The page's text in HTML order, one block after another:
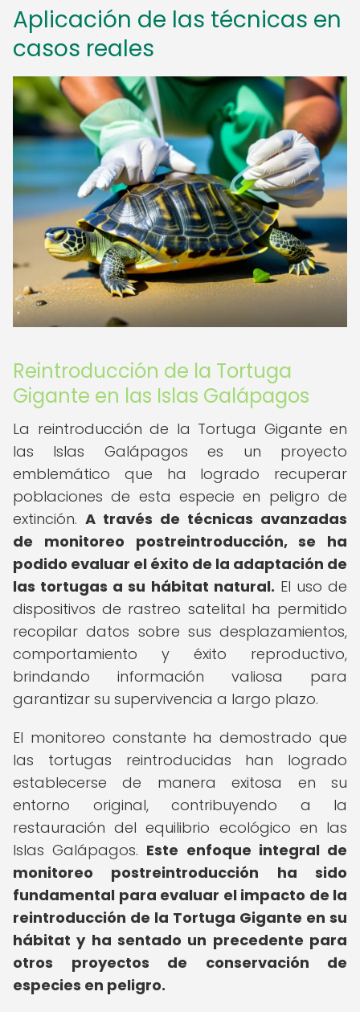
Aplicación de las técnicas en
casos reales
Reintroducción de la Tortuga
Gigante en las Islas Galápagos
La reintroducción de la Tortuga Gigante en
las Islas Galápagos es un proyecto
emblemático que ha logrado recuperar
poblaciones de esta especie en peligro de
extinción. A través de técnicas avanzadas
de monitoreo postreintroducción, se ha
podido evaluar el éxito de la adaptación de
las tortugas a su hábitat natural. El uso de
dispositivos de rastreo satelital ha permitido
recopilar datos sobre sus desplazamientos,
comportamiento y éxito reproductivo,
brindando información valiosa para
garantizar su supervivencia a largo plazo.
El monitoreo constante ha demostrado que
las tortugas reintroducidas han logrado
establecerse de manera exitosa en su
entorno original, contribuyendo a la
restauración del equilibrio ecológico en las
Islas Galápagos. Este enfoque integral de
monitoreo postreintroducción ha sido
fundamental para evaluar el impacto de la
reintroducción de la Tortuga Gigante en su
hábitat y ha sentado un precedente para
otros proyectos de conservación de
especies en peligro.